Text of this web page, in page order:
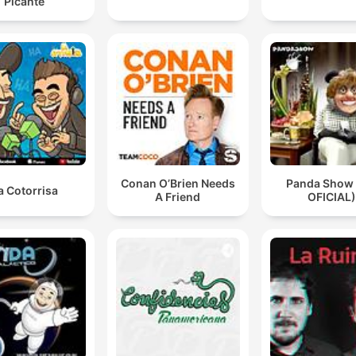
Cotorrisa
Conan O’Brien Needs
A Friend
Panda Show
OFICIAL)